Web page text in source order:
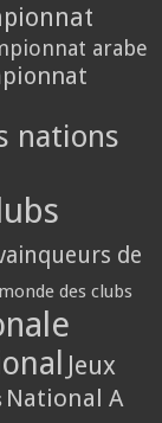
arabe
nations
de
des clubs
Jeux
National A